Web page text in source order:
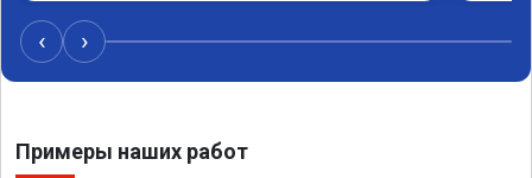
поломки авто.Однозначно рекомендую
Алексея как грамотного специалиста!
‹ ›
Примеры наших работ